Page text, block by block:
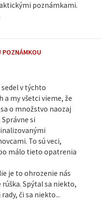
poznámkami.
POZNÁMKOU
v týchto
my všetci vieme, že
o množstvo naozaj
si
To sú veci,
málo tieto opatrenia
je to ohrozenie nás
Spýtal sa niekto,
či sa niekto...